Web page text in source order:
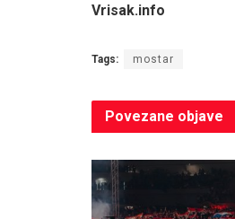
Vrisak.info
Tags: mostar
Povezane objave